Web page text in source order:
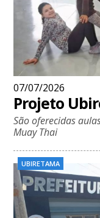
07/07/2026
Projeto
São oferecidas
Muay Thai
UBIRETAMA